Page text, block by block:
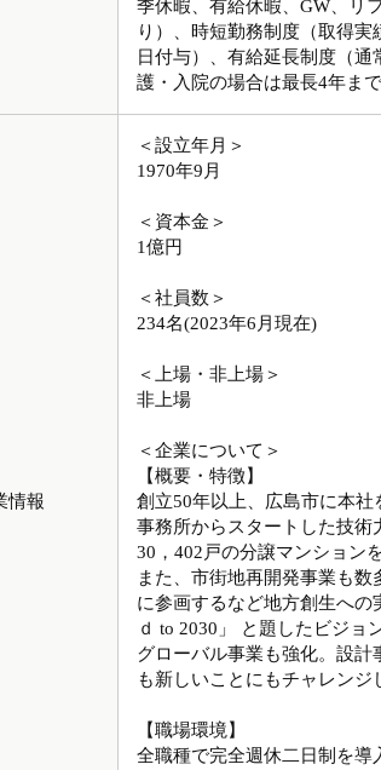
季休暇、有給休暇、GW、リ
り）、時短勤務制度（取得
日付与）、有給延長制度（
護・入院の場合は最長4年まで
情報
＜設立年月＞
1970年9月
＜資本金＞
1億円
＜社員数＞
234名(2023年6月現在)
＜上場・非上場＞
非上場
＜企業について＞
【概要・特徴】
創立50年以上、広島市に本
事務所からスタートした技術
30，402戸の分譲マンション
また、市街地再開発事業も
に参画するなど地方創生への
ｄ to 2030」 と題したビジョ
グローバル事業も強化。設計
も新しいことにもチャレンジ
【職場環境】
全職種で完全週休二日制を